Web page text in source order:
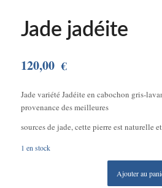
Jade jadéite
120,00 €
Jade variété Jadéite en cabochon gris-
provenance des meilleures
sources de jade, cette pierre est naturelle
1 en stock
Ajouter au